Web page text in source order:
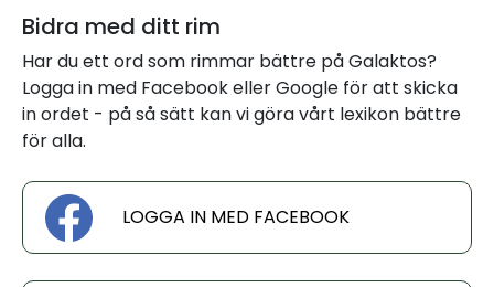
Bidra med ditt rim
Har du ett ord som rimmar bättre på Galaktos?
Logga in med Facebook eller Google för att skicka
in ordet - på så sätt kan vi göra vårt lexikon bättre
för alla.
LOGGA IN MED FACEBOOK